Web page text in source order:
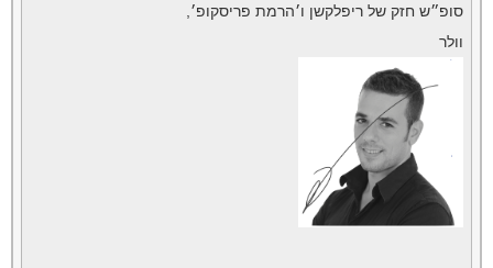
סופ״ש חזק של ריפלקשן ו׳הרמת פריסקופ׳,
וולר